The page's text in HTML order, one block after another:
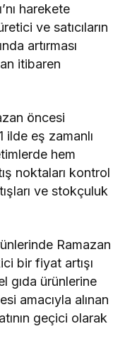
harekete
ve satıcıların
artırması
itibaren
öncesi
ilde eş zamanlı
hem
noktaları kontrol
ve stokçuluk
Ramazan
bir fiyat artışı
gıda ürünlerine
amacıyla alınan
geçici olarak